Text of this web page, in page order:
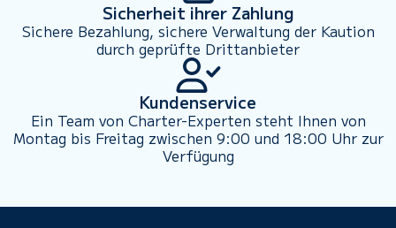
Sicherheit ihrer Zahlung
Sichere Bezahlung, sichere Verwaltung der Kaution
durch geprüfte Drittanbieter
Kundenservice
Ein Team von Charter-Experten steht Ihnen von
Montag bis Freitag zwischen 9:00 und 18:00 Uhr zur
Verfügung